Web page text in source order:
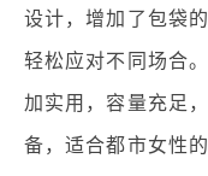
设计，增加了包袋
轻松应对不同场合
加实用，容量充足
备，适合都市女性的